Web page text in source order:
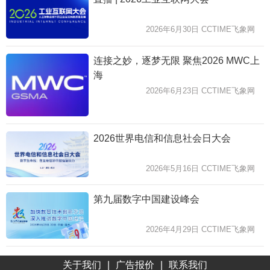
2026年6月30日 CCTIME飞象网
连接之妙，逐梦无限 聚焦2026 MWC上
海
2026年6月23日 CCTIME飞象网
2026世界电信和信息社会日大会
2026年5月16日 CCTIME飞象网
第九届数字中国建设峰会
2026年4月29日 CCTIME飞象网
关于我们 广告报价 联系我们